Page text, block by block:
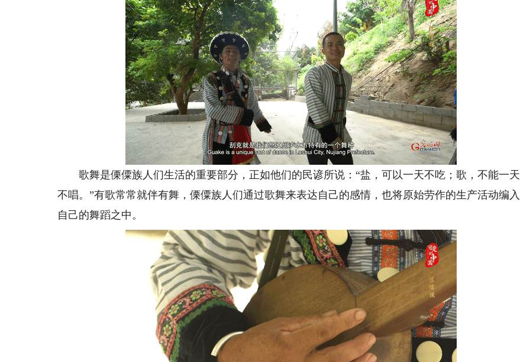
歌舞是傈僳族人们生活的重要部分，正如他们的民谚所说：“盐，可以一天不吃；歌，不能一天
不唱。”有歌常常就伴有舞，傈僳族人们通过歌舞来表达自己的感情，也将原始劳作的生产活动编入
自己的舞蹈之中。